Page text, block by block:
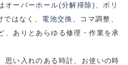
オーバーホール(分解掃除)
ポリ
ではなく、 電池交換
、コマ調整、
、ありとあらゆる修理・作業を承
思い入れのある時計、お使いの時